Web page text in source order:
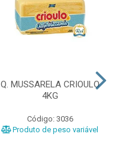
Q. MUSSARELA CRIOULO
4KG
Código: 3036
Produto de peso variável